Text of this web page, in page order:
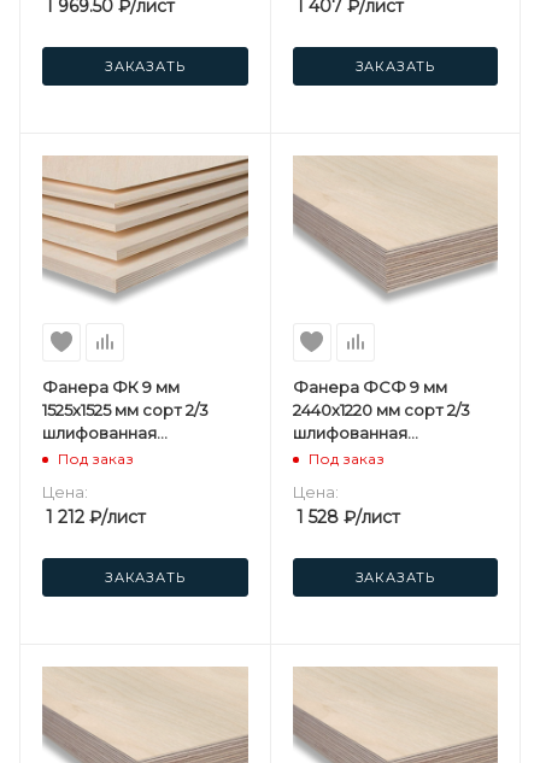
1 969.50 ₽/лист
ЗАКАЗАТЬ
1 407 ₽/лист
ЗАКАЗАТЬ
Фанера ФК 9 мм
1525х1525 мм сорт 2/3
шлифованная
березовая
Под заказ
Цена:
1 212 ₽/лист
ЗАКАЗАТЬ
Фанера ФСФ 9 мм
2440х1220 мм сорт 2/3
шлифованная
березовая
Под заказ
Цена:
1 528₽/лист
ЗАКАЗАТЬ